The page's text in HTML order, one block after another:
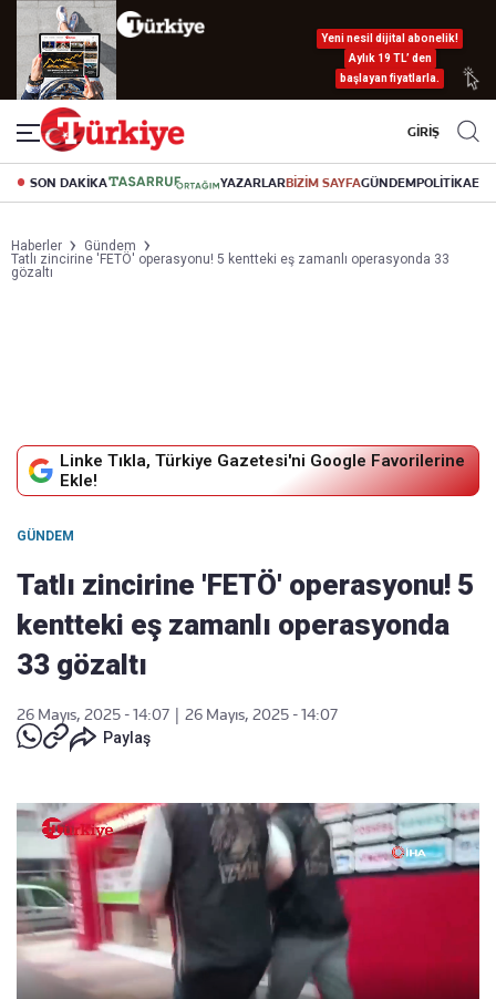
Yeni nesil dijital abonelik!
Aylık 19 TL’ den
başlayan fiyatlarla.
GİRİŞ
SON DAKİKA YAZARLARBİZİM SAYFAGÜNDEMPOLİTİKA
Haberler
Gündem
Tatlı zincirine 'FETÖ' operasyonu! 5 kentteki eş zamanlı operasyonda 33
gözaltı
Linke Tıkla, Türkiye Gazetesi'ni Google Favorilerine
Ekle!
GÜNDEM
Tatlı zincirine 'FETÖ' operasyonu! 5
kentteki eş zamanlı operasyonda
33 gözaltı
26 Mayıs, 2025 - 14:07
26 Mayıs, 2025 - 14:07
Paylaş